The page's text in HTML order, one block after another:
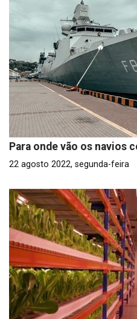
Para onde vão os navios
22 agosto 2022, segunda-feira